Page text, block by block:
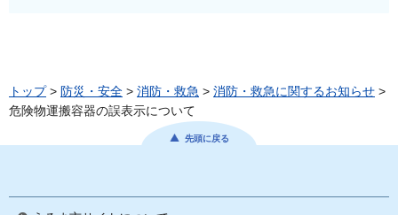
トップ> 防災・安全 > 消防・救急 > 消防・救急に関するお知らせ >
危険物運搬容器の誤表示について
先頭に戻る